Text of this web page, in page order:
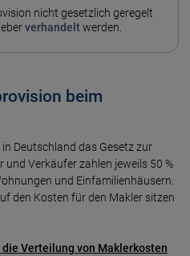
nicht gesetz­lich geregelt
verhandelt werden.
beim
Deutschland das Gesetz zur
Verkäufer zahlen jeweils 50 %
und Einfamilienhäusern.
den Kosten für den Makler sitzen
die Verteilung von Maklerkosten